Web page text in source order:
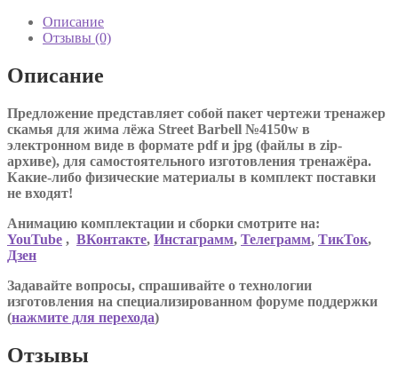
Описание
Отзывы (0)
Описание
Предложение представляет собой пакет чертежи тренажер
скамья для жима лёжа Street Barbell №4150w в
электронном виде в формате pdf и jpg (файлы в zip-
архиве), для самостоятельного изготовления тренажёра.
Какие-либо физические материалы в комплект поставки
не входят!
Анимацию комплектации и сборки смотрите на:
YouTube , ВКонтакте, Инстаграмм, Телеграмм, ТикТок,
Дзен
Задавайте вопросы, спрашивайте о технологии
изготовления на специализированном форуме поддержки
(нажмите для перехода)
Отзывы